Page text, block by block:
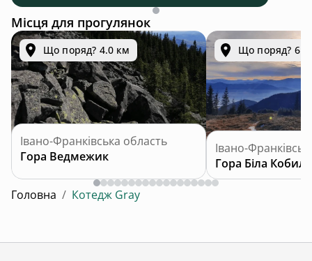
Місця для прогулянок
Що поряд? 4.0 км
Івано-Франківська область
Гора Ведмежик
Що поряд? 6.3
Івано-
Гора Біла Кобила
Головна / Котедж Gray